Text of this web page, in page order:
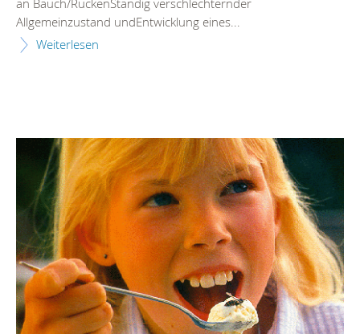
an Bauch/RückenStändig verschlechternder
Allgemeinzustand undEntwicklung eines...
Weiterlesen